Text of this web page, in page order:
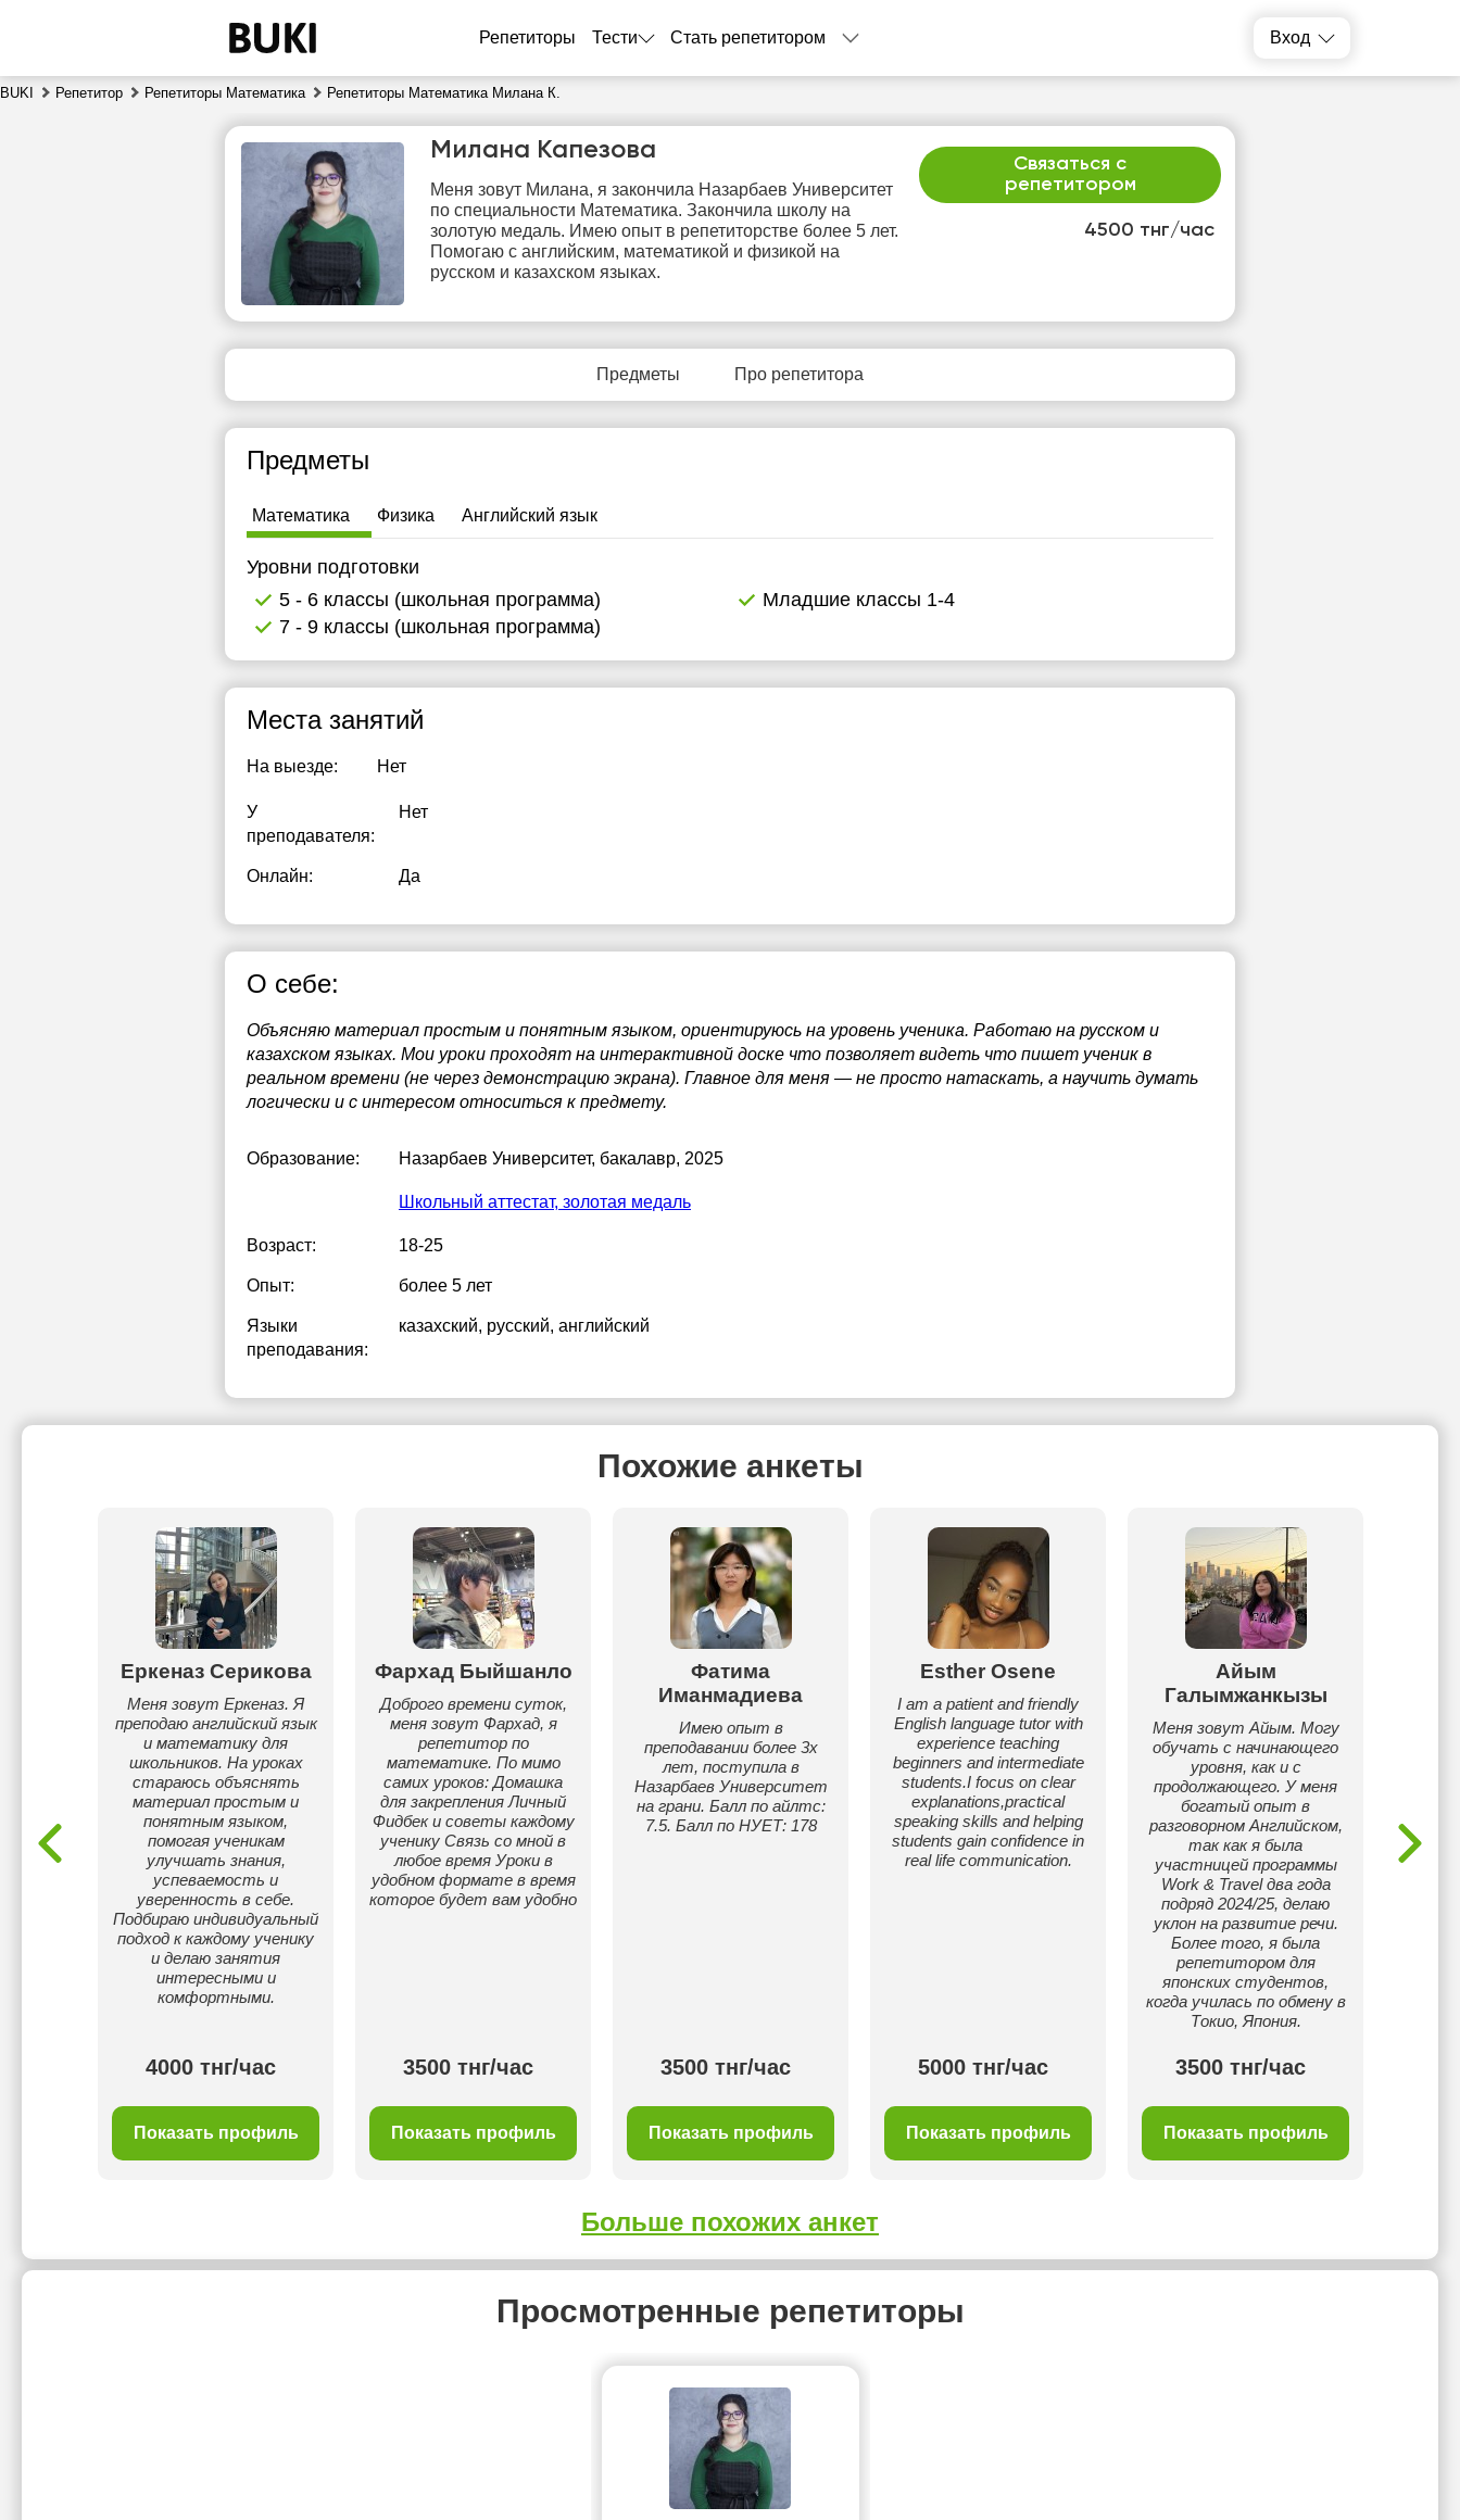
Репетиторы Тести Стать репетитором Вход
BUKI Репетитор Репетиторы Математика Репетиторы Математика Милана К.
4500 тнг/час
Связаться с
репетитором
Милана Капезова
Меня зовут Милана, я закончила Назарбаев Университет
по специальности Математика. Закончила школу на
золотую медаль. Имею опыт в репетиторстве более 5 лет.
Помогаю с английским, математикой и физикой на
русском и казахском языках.
Предметы Про репетитора
Предметы
Математика Физика Английский язык
Уровни подготовки
5 - 6 классы (школьная программа)
Младшие классы 1-4
7 - 9 классы (школьная программа)
Места занятий
На выезде: Нет
У
преподавателя:
Нет
Онлайн: Да
О себе:
Объясняю материал простым и понятным языком, ориентируюсь на уровень ученика. Работаю на русском и
казахском языках. Мои уроки проходят на интерактивной доске что позволяет видеть что пишет ученик в
реальном времени (не через демонстрацию экрана). Главное для меня — не просто натаскать, а научить думать
логически и с интересом относиться к предмету.
Образование: Назарбаев Университет, бакалавр, 2025
Школьный аттестат, золотая медаль
Возраст: 18-25
Опыт: более 5 лет
Языки
преподавания:
казахский, русский, английский
Похожие анкеты
Еркеназ Серикова
Меня зовут Еркеназ. Я
преподаю английский язык
и математику для
школьников. На уроках
стараюсь объяснять
материал простым и
понятным языком,
помогая ученикам
улучшать знания,
успеваемость и
уверенность в себе.
Подбираю индивидуальный
подход к каждому ученику
и делаю занятия
интересными и
комфортными.
4000 тнг/час
Показать профиль
Фархад Быйшанло
Доброго времени суток,
меня зовут Фархад, я
репетитор по
математике. По мимо
самих уроков: Домашка
для закрепления Личный
Фидбек и советы каждому
ученику Связь со мной в
любое время Уроки в
удобном формате в время
которое будет вам удобно
3500 тнг/час
Показать профиль
Фатима
Иманмадиева
Имею опыт в
преподавании более 3х
лет, поступила в
Назарбаев Университет
на грани. Балл по айлтс:
7.5. Балл по НУЕТ: 178
3500 тнг/час
Показать профиль
Esther Osene
I am a patient and friendly
English language tutor with
experience teaching
beginners and intermediate
students.I focus on clear
explanations,practical
speaking skills and helping
students gain confidence in
real life communication.
5000 тнг/час
Показать профиль
Айым
Галымжанкызы
Меня зовут Айым. Могу
обучать с начинающего
уровня, как и с
продолжающего. У меня
богатый опыт в
разговорном Английском,
так как я была
участницей программы
Work & Travel два года
подряд 2024/25, делаю
уклон на развитие речи.
Более того, я была
репетитором для
японских студентов,
когда училась по обмену в
Токио, Япония.
3500 тнг/час
Показать профиль
и
устал
то
Больше похожих анкет
Просмотренные репетиторы
вс
9
10
11
12
13
14
15
свободных
свободных
Нет
свободных
Нет
свободных
Нет
свободных
свободных
свободных